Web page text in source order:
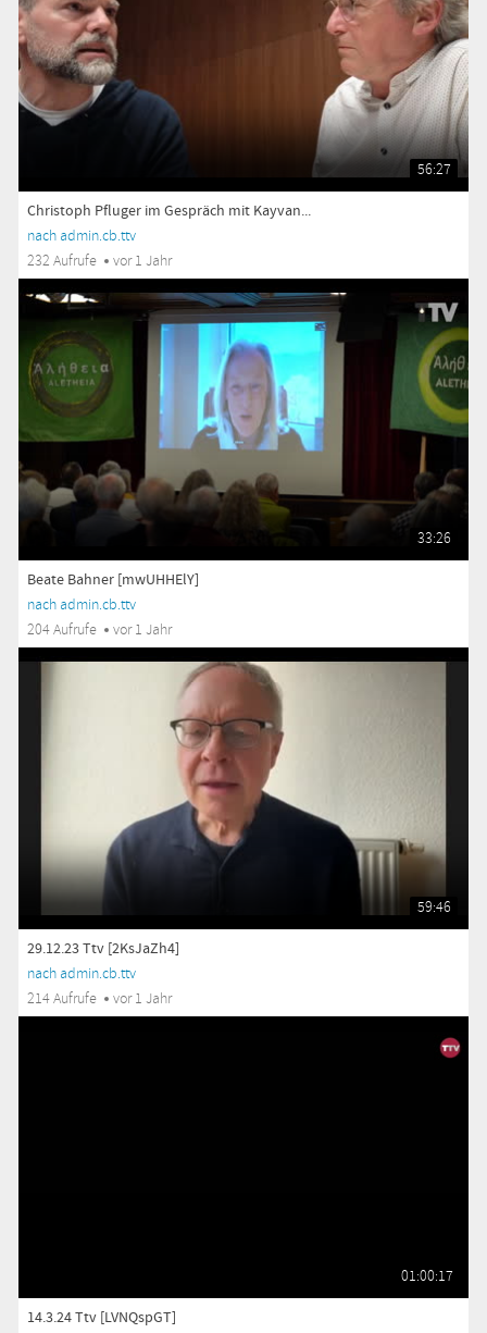
56:27
Christoph Pfluger im Gespräch mit Kayvan...
nach admin.cb.ttv
232 Aufrufe
vor 1 Jahr
33:26
Beate Bahner [mwUHHElY]
nach admin.cb.ttv
204 Aufrufe
vor 1 Jahr
59:46
29.12.23 Ttv [2KsJaZh4]
nach admin.cb.ttv
214 Aufrufe
vor 1 Jahr
01:00:17
14.3.24 Ttv [LVNQspGT]